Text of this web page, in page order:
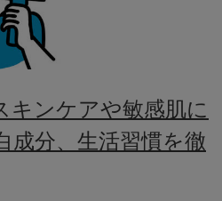
キンケアや敏感肌に
成分、生活習慣を徹